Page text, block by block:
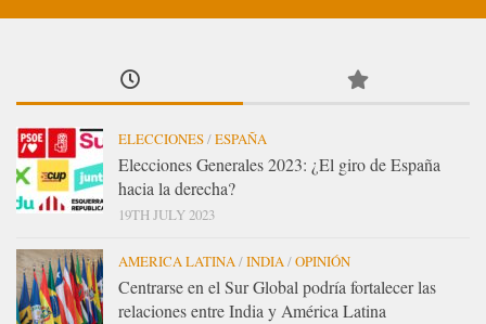
ELECCIONES/ESPAÑA
Elecciones Generales 2023: ¿El giro de España
hacia la derecha?
19TH JULY 2023
AMERICA LATINA/INDIA/OPINIÓN
Centrarse en el Sur Global podría fortalecer las
relaciones entre India y América Latina